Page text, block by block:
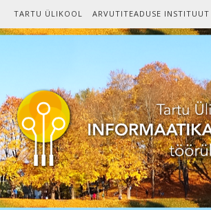
Skip to content
TARTU ÜLIKOOL ARVUTITEADUSE INSTITUUT